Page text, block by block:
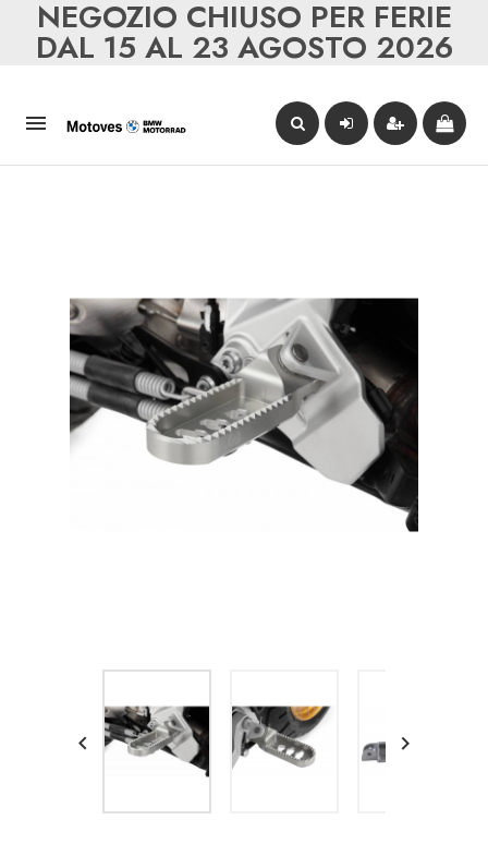
NEGOZIO CHIUSO PER FERIE
DAL 15 AL 23 AGOSTO 2026

 